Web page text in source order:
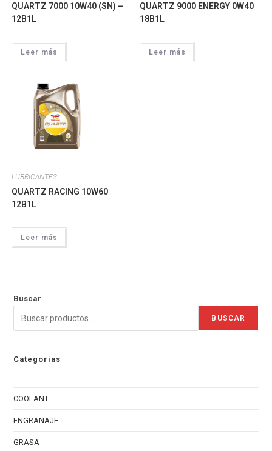
QUARTZ 7000 10W40 (SN) –
12B1L
Leer más
QUARTZ 9000 ENERGY 0W40
18B1L
Leer más
LUBRICANTES
QUARTZ RACING 10W60
12B1L
Leer más
Buscar
BUSCAR
Categorías
COOLANT
ENGRANAJE
GRASA